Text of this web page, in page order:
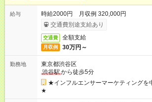
給与
時給2000円 月収例 320,000円
交通費別途支給あり
交通費 全額支給
月収例 30万円～
勤務地
東京都渋谷区
渋谷駅から徒歩5分
★インフルエンサーマーケティングを
★